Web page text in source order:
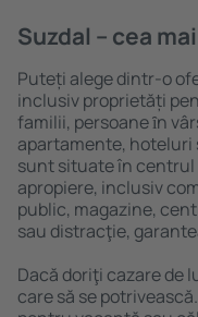
Suzdal – cea
Puteți alege dintr-o
inclusiv proprietăți
familii, persoane ȋn
apartamente,
sunt situate în centrul
apropiere, inclusiv
public, magazine,
sau distracţie,
Dacă doriţi cazare de
care să se